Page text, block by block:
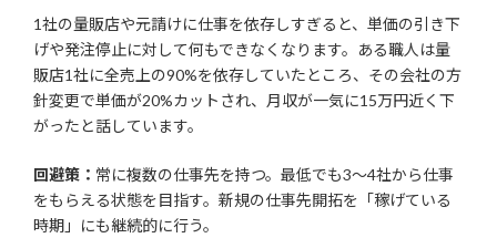
1社の量販店や元請けに仕事を依存しすぎると、単価の引き下
げや発注停止に対して何もできなくなります。ある職人は量
販店1社に全売上の90%を依存していたところ、その会社の方
針変更で単価が20%カットされ、月収が一気に15万円近く下
がったと話しています。
回避策： 常に複数の仕事先を持つ。最低でも3〜4社から仕事
をもらえる状態を目指す。新規の仕事先開拓を「稼げている
時期」にも継続的に行う。